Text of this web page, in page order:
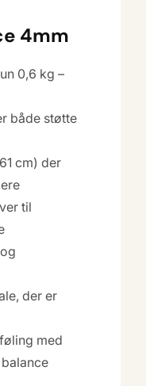
4mm
0,6 kg –
både støtte
cm) der
til
der er
med